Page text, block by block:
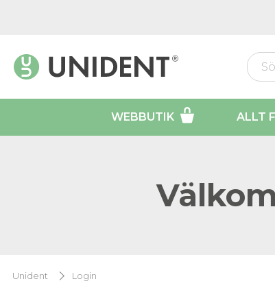
WEBBUTIK ALLT
Unident Login